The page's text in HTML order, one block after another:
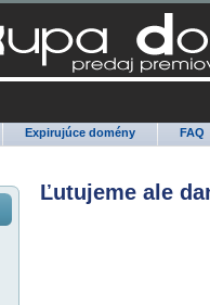
Expirujúce domény FAQ
Ľutujeme ale